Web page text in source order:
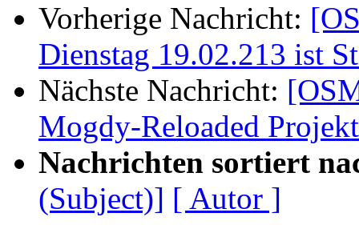
Vorherige Nachricht:
Dienstag 19.02.213 ist
Nächste Nachricht:
Mogdy-Reloaded
Nachrichten sortiert
(Subject)] [ Autor ]